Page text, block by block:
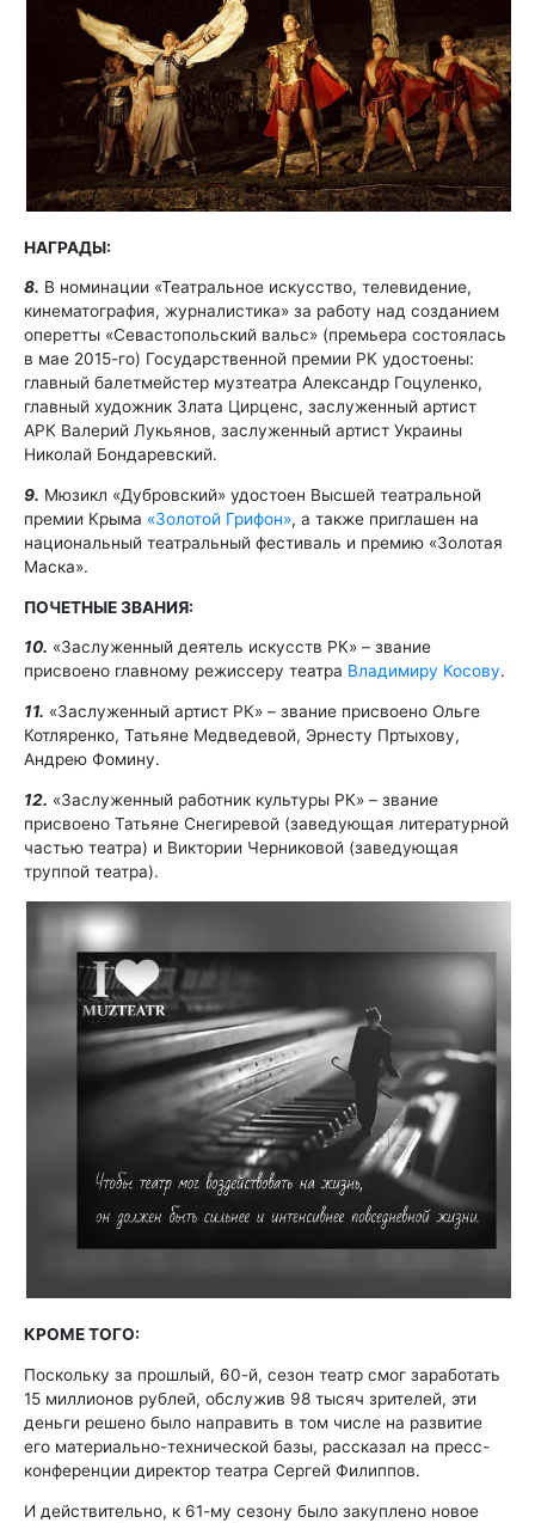
НАГРАДЫ:
8. В номинации «Театральное искусство, телевидение,
кинематография, журналистика» за работу над созданием
оперетты «Севастопольский вальс» (премьера состоялась
в мае 2015-го) Государственной премии РК удостоены:
главный балетмейстер музтеатра Александр Гоцуленко,
главный художник Злата Цирценс, заслуженный артист
АРК Валерий Лукьянов, заслуженный артист Украины
Николай Бондаревский.
9. Мюзикл «Дубровский» удостоен Высшей театральной
премии Крыма «Золотой Грифон», а также приглашен на
национальный театральный фестиваль и премию «Золотая
Маска».
ПОЧЕТНЫЕ ЗВАНИЯ:
10. «Заслуженный деятель искусств РК» – звание
присвоено главному режиссеру театра Владимиру Косову.
11. «Заслуженный артист РК» – звание присвоено Ольге
Котляренко, Татьяне Медведевой, Эрнесту Пртыхову,
Андрею Фомину.
12. «Заслуженный работник культуры РК» – звание
присвоено Татьяне Снегиревой (заведующая литературной
частью театра) и Виктории Черниковой (заведующая
труппой театра).
КРОМЕ ТОГО:
Поскольку за прошлый, 60-й, сезон театр смог заработать
15 миллионов рублей, обслужив 98 тысяч зрителей, эти
деньги решено было направить в том числе на развитие
его материально-технической базы, рассказал на пресс-
конференции директор театра Сергей Филиппов.
И действительно, к 61-му сезону было закуплено новое